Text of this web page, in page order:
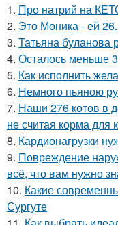
1. Про натрий на
2. Это Моника - ей 26.
3. Татьяна буланова
4. Осталось меньше
5. Как исполнить
6. Немного пьяною
7. Наши 276 котов в
не считая корма для
8. Кардионагрузки
9. Повреждение
всё, что вам нужно
10. Какие
Сургуте